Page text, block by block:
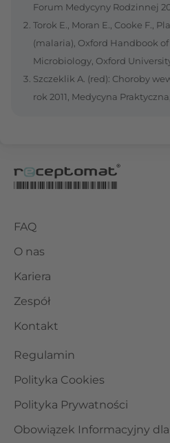
Forum Medycyny Rodzinnej
Torok E., Moran E., Cooke F.,
(malaria), Oxford Handbook
Microbiology, Oxford University
Szczeklik A. (red): Choroby
rok 2011, Medycyna Praktyczna,
FAQ
O nas
Kariera
Zespół
Kontakt
Regulamin
Polityka Cookies
Polityka Prywatności
Obowiązek Informacyjny